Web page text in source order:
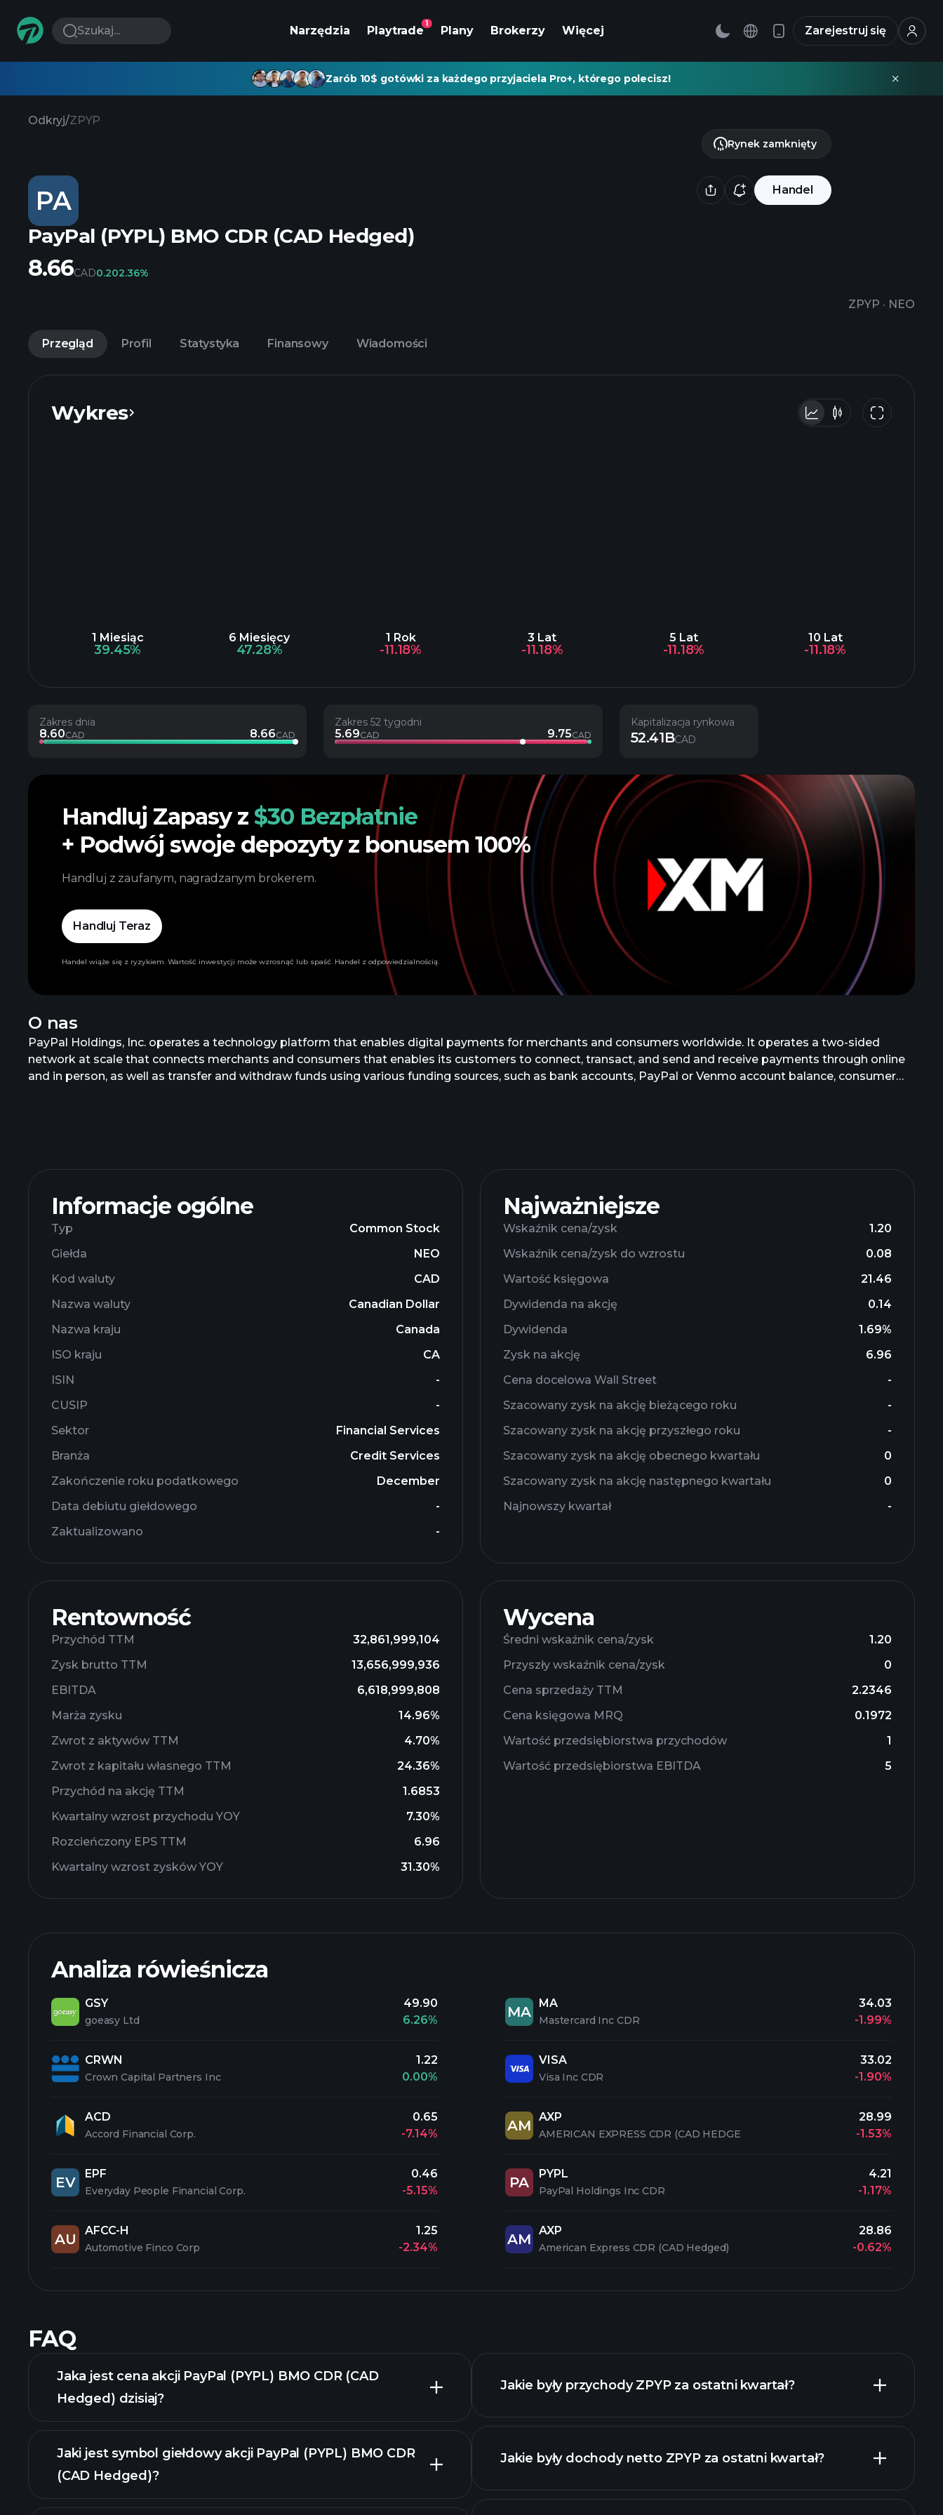
Szukaj... Narzędzia Playtrade
1
Plany Brokerzy Więcej Zarejestruj się
Zarób 10$ gotówki za każdego przyjaciela Pro+, którego polecisz!
Odkryj/ZPYP
PA Handel
PayPal (PYPL) BMO CDR (CAD Hedged)
ZPYP · NEO
Rynek zamknięty
8.66CAD0.202.36%
Przegląd Profil Statystyka Finansowy Wiadomości
Wykres
1 Miesiąc
39.45%
6 Miesięcy
47.28%
1 Rok
-11.18%
3 Lat
-11.18%
5 Lat
-11.18%
10 Lat
-11.18%
Zakres dnia
8.60CAD 8.66CAD
Zakres 52 tygodni
5.69CAD 9.75CAD
Kapitalizacja rynkowa
52.41BCAD
O nas
PayPal Holdings, Inc. operates a technology platform that enables digital payments for merchants and consumers worldwide. It operates a two-sided
network at scale that connects merchants and consumers that enables its customers to connect, transact, and send and receive payments through online
and in person, as well as transfer and withdraw funds using various funding sources, such as bank accounts, PayPal or Venmo account balance, consumer
Informacje ogólne
Typ
Common Stock
Giełda
NEO
Kod waluty
CAD
Nazwa waluty
Canadian Dollar
Nazwa kraju
Canada
ISO kraju
CA
ISIN
-
CUSIP
-
Sektor
Financial Services
Branża
Credit Services
Zakończenie roku podatkowego
December
Data debiutu giełdowego
-
Zaktualizowano
-
Najważniejsze
Wskaźnik cena/zysk
1.20
Wskaźnik cena/zysk do wzrostu
0.08
Wartość księgowa
21.46
Dywidenda na akcję
0.14
Dywidenda
1.69%
Zysk na akcję
6.96
Cena docelowa Wall Street
-
Szacowany zysk na akcję bieżącego roku
-
Szacowany zysk na akcję przyszłego roku
-
Szacowany zysk na akcję obecnego kwartału
0
Szacowany zysk na akcję następnego kwartału
0
Najnowszy kwartał
-
Rentowność
Przychód TTM
32,861,999,104
Zysk brutto TTM
13,656,999,936
EBITDA
6,618,999,808
Marża zysku
14.96%
Zwrot z aktywów TTM
4.70%
Zwrot z kapitału własnego TTM
24.36%
Przychód na akcję TTM
1.6853
Kwartalny wzrost przychodu YOY
7.30%
Rozcieńczony EPS TTM
6.96
Kwartalny wzrost zysków YOY
31.30%
Wycena
Średni wskaźnik cena/zysk
1.20
Przyszły wskaźnik cena/zysk
0
Cena sprzedaży TTM
2.2346
Cena księgowa MRQ
0.1972
Wartość przedsiębiorstwa przychodów
1
Wartość przedsiębiorstwa EBITDA
5
Analiza rówieśnicza
GSY
goeasy Ltd
49.90
6.26%
CRWN
Crown Capital Partners Inc
1.22
0.00%
ACD
Accord Financial Corp.
0.65
-7.14%
EV
EPF
Everyday People Financial Corp.
0.46
-5.15%
AU
AFCC-H
Automotive Finco Corp
1.25
-2.34%
MA
MA
Mastercard Inc CDR
34.03
-1.99%
VISA
Visa Inc CDR
33.02
-1.90%
AM
AXP
AMERICAN EXPRESS CDR (CAD HEDGE
28.99
-1.53%
PA
PYPL
PayPal Holdings Inc CDR
4.21
-1.17%
AM
AXP
American Express CDR (CAD Hedged)
28.86
-0.62%
Handluj Zapasy z $30 Bezpłatnie
+ Podwój swoje depozyty z bonusem 100%
Handluj z zaufanym, nagradzanym brokerem.
Handluj Teraz
Handel wiąże się z ryzykiem. Wartość inwestycji może wzrosnąć lub spaść. Handel z odpowiedzialnością.
FAQ
Jaka jest cena akcji PayPal (PYPL) BMO CDR (CAD
Hedged) dzisiaj?
zaawansowanej wykresie
Jaki jest symbol giełdowy akcji PayPal (PYPL) BMO CDR
(CAD Hedged)?
Jakie były przychody ZPYP za ostatni kwartał?
raporty finansowe ZPYP
Jakie były dochody netto ZPYP za ostatni kwartał?